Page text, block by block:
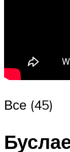
Все (45)